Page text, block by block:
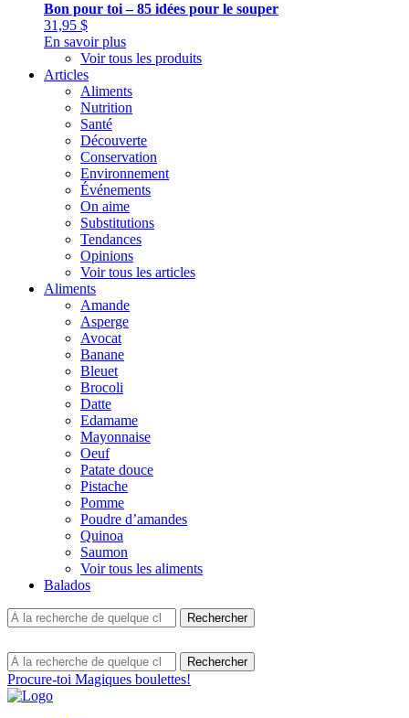
Bon pour toi – 85 idées pour le souper
31,95 $
En savoir plus
Voir tous les produits
Articles
Aliments
Nutrition
Santé
Découverte
Conservation
Environnement
Événements
On aime
Substitutions
Tendances
Opinions
Voir tous les articles
Aliments
Amande
Asperge
Avocat
Banane
Bleuet
Brocoli
Datte
Edamame
Mayonnaise
Oeuf
Patate douce
Pistache
Pomme
Poudre d’amandes
Quinoa
Saumon
Voir tous les aliments
Balados
Procure-toi Magiques boulettes!